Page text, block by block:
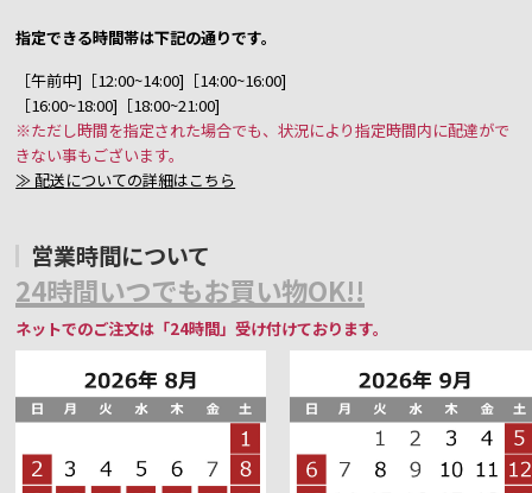
指定できる時間帯は下記の通りです。
［午前中]［12:00~14:00]［14:00~16:00]
［16:00~18:00]［18:00~21:00]
※ただし時間を指定された場合でも、状況により指定時間内に配達がで
きない事もございます。
≫ 配送についての詳細はこちら
営業時間について
24時間いつでもお買い物OK!!
ネットでのご注文は「24時間」受け付けております。